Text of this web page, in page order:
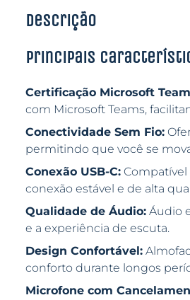
Descrição
Principais
Certificação Microsoft
com Microsoft Teams,
Conectividade Sem Fio:
permitindo que você se
Conexão USB-C:Compatível
conexão estável e de alta
Qualidade de Áudio:Áudio
e a experiência de escuta.
Design Confortável:
conforto durante longos
Microfone com